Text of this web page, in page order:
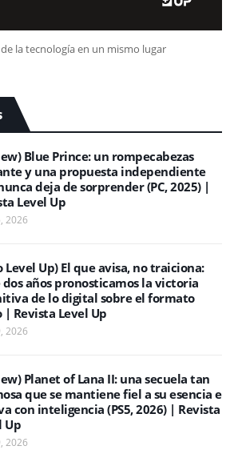
la tecnología en un mismo lugar
Blue Prince: un rompecabezas
y una propuesta independiente
deja de sorprender (PC, 2025) |
Level Up
2026
Level Up) El que avisa, no traiciona:
dos años pronosticamos la victoria
de lo digital sobre el formato
| Revista Level Up
2026
Planet of Lana II: una secuela tan
que se mantiene fiel a su esencia e
con inteligencia (PS5, 2026) | Revista
Up
2026